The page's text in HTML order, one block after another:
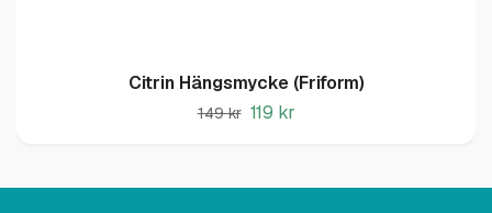
Citrin Hängsmycke (Friform)
149 kr 119 kr